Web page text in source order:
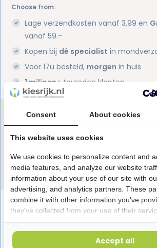
Choose from:
Lage verzendkosten vanaf 3,99 en
vanaf 59.-
Kopen bij dé specialist in
Voor 17u besteld, morgen in huis
1 miljoen+ tevreden klanten
Productomschrijving
Reviews
Heb je een vraag over dit
in de chat of stuur een e-
Stuur e-mail
Consent About cookies
This website uses cookies
We use cookies to personalize content and
media features, and analyze our website
information about your use of our site with
advertising, and analytics partners. These
combine it with other information you've
they've collected from your use of their
Accept all